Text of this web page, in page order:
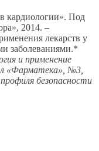
кардиологии». Под
2014. –
лекарств у
заболеваниями.*
и применение
«Фарматека», №3,
безопасности